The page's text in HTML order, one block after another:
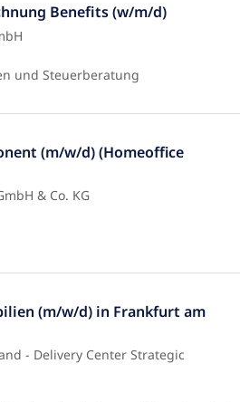
Benefits (w/m/d)
und Steuerberatung
(m/w/d) (Homeoffice
& Co. KG
(m/w/d) in Frankfurt am
- Delivery Center Strategic